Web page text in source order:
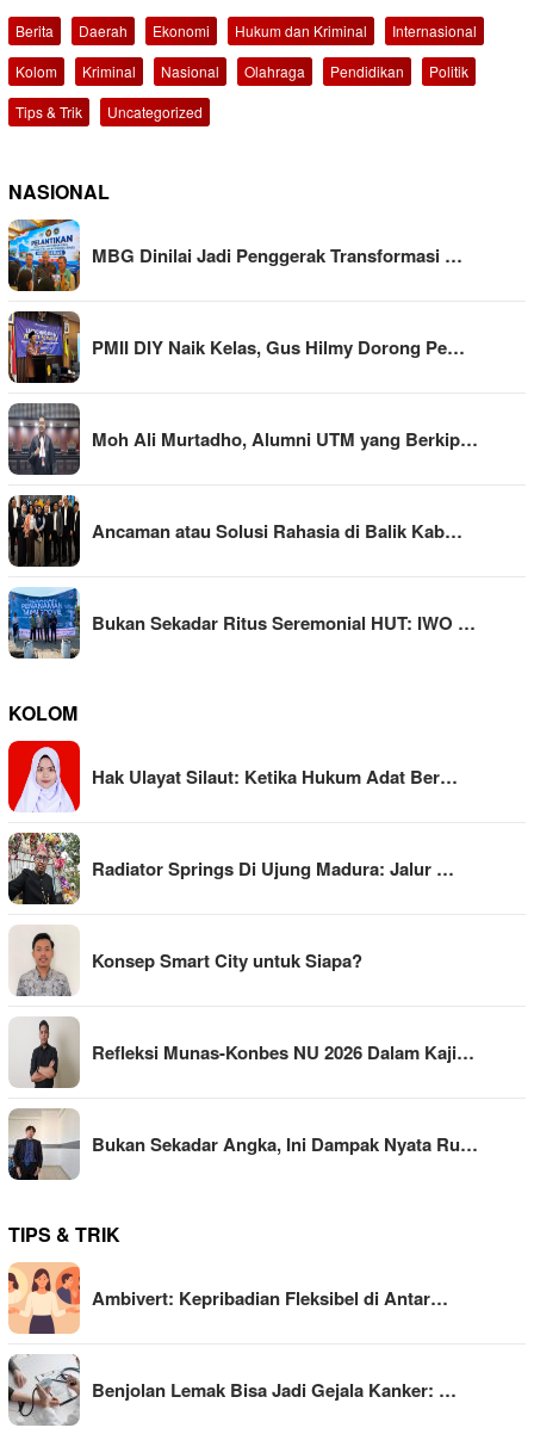
Berita Daerah Ekonomi Hukum dan Kriminal
Internasional
Kolom
Kriminal Nasional Olahraga Pendidikan
Politik
Tips & Trik
Uncategorized
NASIONAL
MBG Dinilai Jadi Penggerak Transformasi …
PMII DIY Naik Kelas, Gus Hilmy Dorong Pe…
Moh Ali Murtadho, Alumni UTM yang Berkip…
Ancaman atau Solusi Rahasia di Balik Kab…
Bukan Sekadar Ritus Seremonial HUT: IWO …
KOLOM
Hak Ulayat Silaut: Ketika Hukum Adat Ber…
Radiator Springs Di Ujung Madura: Jalur …
Konsep Smart City untuk Siapa?
Refleksi Munas-Konbes NU 2026 Dalam Kaji…
Bukan Sekadar Angka, Ini Dampak Nyata Ru…
TIPS & TRIK
Ambivert: Kepribadian Fleksibel di Antar…
Benjolan Lemak Bisa Jadi Gejala Kanker: …